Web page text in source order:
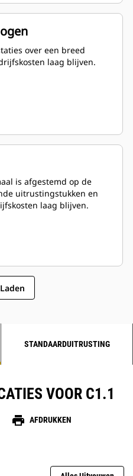
over een breed
laag blijven.
is afgestemd op de
uitrustingstukken en
laag blijven.
STANDAARDUITRUSTING
VOOR C1.1
print AFDRUKKEN